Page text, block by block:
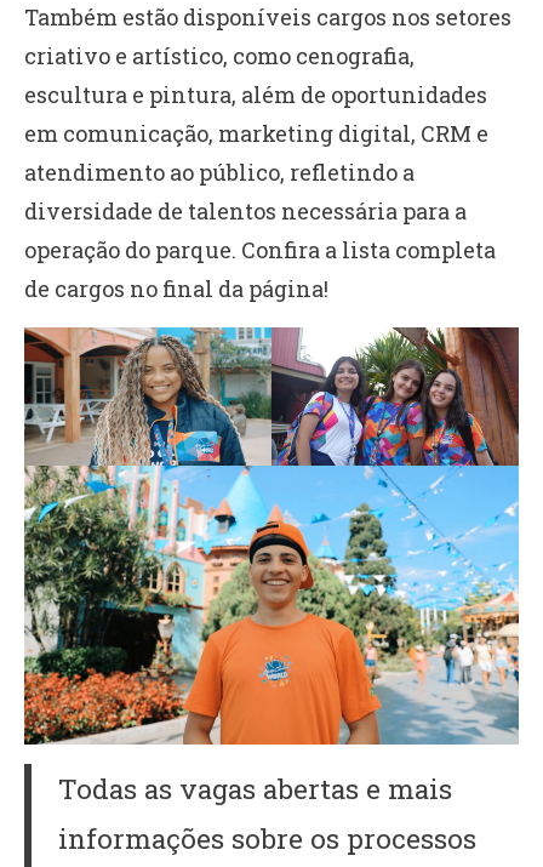
Também estão disponíveis cargos nos setores
criativo e artístico, como cenografia,
escultura e pintura, além de oportunidades
em comunicação, marketing digital, CRM e
atendimento ao público, refletindo a
diversidade de talentos necessária para a
operação do parque. Confira a lista completa
de cargos no final da página!
Todas as vagas abertas e mais
informações sobre os processos